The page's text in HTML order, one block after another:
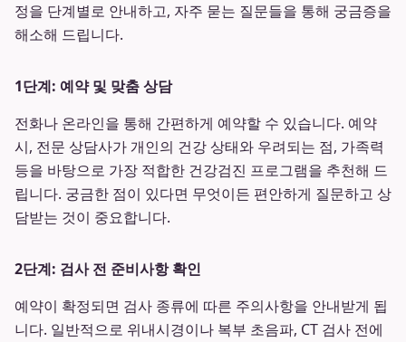
정을 단계별로 안내하고, 자주 묻는 질문들을 통해 궁금증을
해소해 드립니다.
1단계: 예약 및 맞춤 상담
전화나 온라인을 통해 간편하게 예약할 수 있습니다. 예약
시, 전문 상담사가 개인의 건강 상태와 우려되는 점, 가족력
등을 바탕으로 가장 적합한 건강검진 프로그램을 추천해 드
립니다. 궁금한 점이 있다면 무엇이든 편안하게 질문하고 상
담받는 것이 중요합니다.
2단계: 검사 전 준비사항 확인
예약이 확정되면 검사 종류에 따른 주의사항을 안내받게 됩
니다. 일반적으로 위내시경이나 복부 초음파, CT 검사 전에